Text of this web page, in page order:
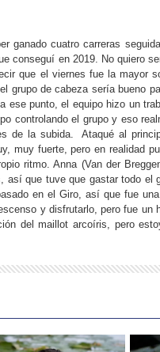
ganado cuatro carreras
conseguí en 2019. No quiero
que el viernes fue la mayor
grupo de cabeza sería bueno
ese punto, el equipo hizo un
controlando el grupo y eso
de la subida. Ataqué al
muy fuerte, pero en realidad
ritmo. Anna (Van der
así que tuve que gastar todo el
en el Giro, así que fue
y disfrutarlo, pero fue un
del maillot arcoíris, pero